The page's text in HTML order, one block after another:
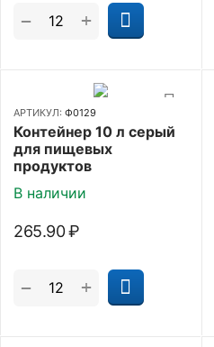
+
−
АРТИКУЛ: Ф0129
Контейнер 10 л серый
для пищевых
продуктов
В наличии
265.90₽
+
−